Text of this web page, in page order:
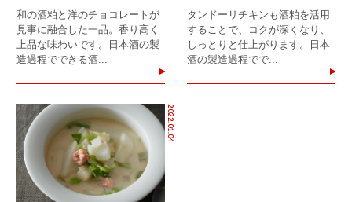
和の酒粕と洋のチョコレートが
見事に融合した一品。香り高く
上品な味わいです。日本酒の製
造過程でできる酒...
タンドーリチキンも酒粕を活用
することで、コクが深くなり、
しっとりと仕上がります。日本
酒の製造過程でで...
2022.01.04